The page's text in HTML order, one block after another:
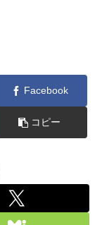
Facebook
コピー